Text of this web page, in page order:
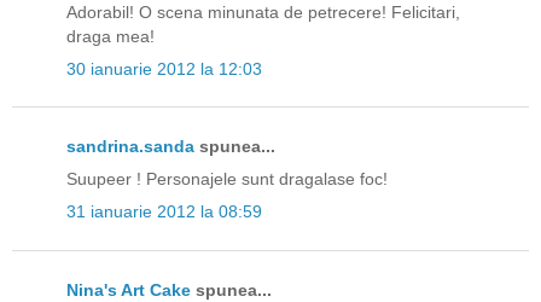
Adorabil! O scena minunata de petrecere! Felicitari,
draga mea!
30 ianuarie 2012 la 12:03
sandrina.sanda spunea...
Suupeer ! Personajele sunt dragalase foc!
31 ianuarie 2012 la 08:59
Nina's Art Cake spunea...